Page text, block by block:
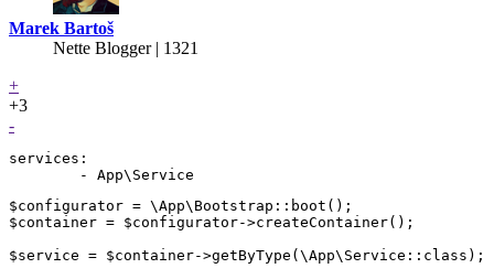
Marek Bartoš
Nette Blogger | 1321
+
+3
-
services:
$configurator = \App\Bootstrap::boot();
$container = $configurator->createContainer();